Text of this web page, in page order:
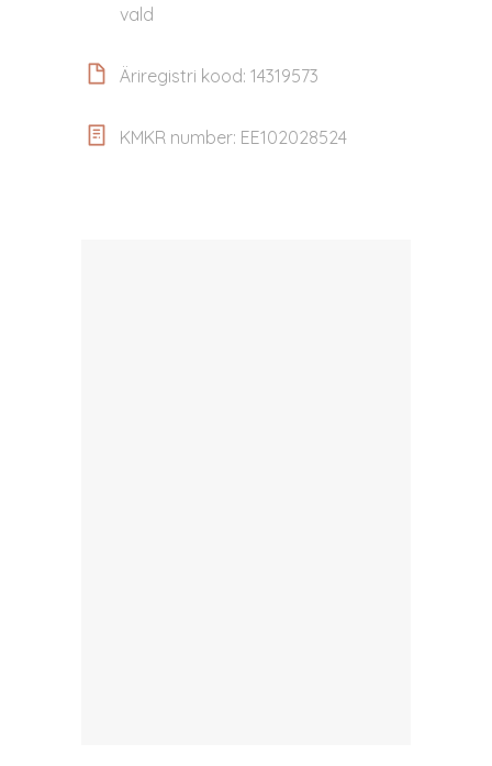
vald
Äriregistri kood: 14319573
KMKR number: EE102028524